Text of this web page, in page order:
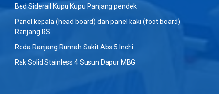
Bed Siderail Kupu Kupu Panjang pendek
Panel kepala (head board) dan panel kaki (foot board)
Ranjang RS
Roda Ranjang Rumah Sakit Abs 5 Inchi
Rak Solid Stainless 4 Susun Dapur MBG